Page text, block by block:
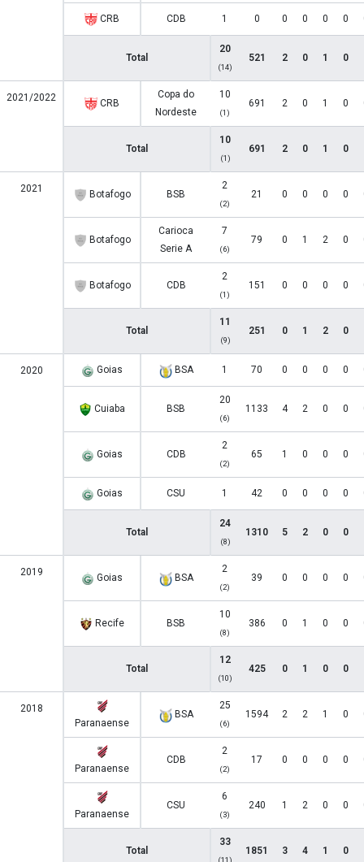
CRB CDB 1 0 0 0 0 0
Total
20
(14)
521 2 0 1 0
2021/2022 CRB
Copa do
Nordeste
10
(1)
691 2 0 1 0
Total
10
(1)
691 2 0 1 0
2021 Botafogo BSB
2
(2)
21 0 0 0 0
Botafogo
Carioca
Serie A
7
(6)
79 0 1 2 0
Botafogo CDB
2
(1)
151 0 0 0 0
Total
11
(9)
251 0 1 2 0
2020 Goias BSA 1 70 0 0 0 0
Cuiaba BSB
20
(6)
1133 4 2 0 0
Goias CDB
2
(2)
65 1 0 0 0
Goias CSU 1 42 0 0 0 0
Total
24
(8)
1310 5 2 0 0
2019 Goias BSA
2
(2)
39 0 0 0 0
Recife BSB
10
(8)
386 0 1 0 0
Total
12
(10)
425 0 1 0 0
2018
Paranaense
BSA
25
(6)
1594 2 2 1 0
Paranaense
CDB
2
(2)
17 0 0 0 0
Paranaense
CSU
6
(3)
240 1 2 0 0
Total
33
(11)
1851 3 4 1 0